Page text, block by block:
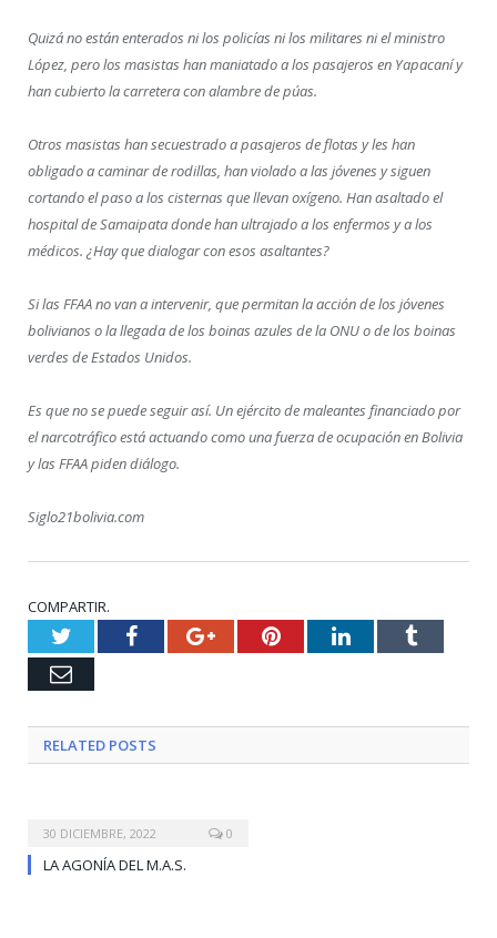
Quizá no están enterados ni los policías ni los militares ni el ministro
López, pero los masistas han maniatado a los pasajeros en Yapacaní y
han cubierto la carretera con alambre de púas.
Otros masistas han secuestrado a pasajeros de flotas y les han
obligado a caminar de rodillas, han violado a las jóvenes y siguen
cortando el paso a los cisternas que llevan oxígeno. Han asaltado el
hospital de Samaipata donde han ultrajado a los enfermos y a los
médicos. ¿Hay que dialogar con esos asaltantes?
Si las FFAA no van a intervenir, que permitan la acción de los jóvenes
bolivianos o la llegada de los boinas azules de la ONU o de los boinas
verdes de Estados Unidos.
Es que no se puede seguir así. Un ejército de maleantes financiado por
el narcotráfico está actuando como una fuerza de ocupación en Bolivia
y las FFAA piden diálogo.
Siglo21bolivia.com
COMPARTIR.
TwitterFacebookGoogle+PinterestLinkedInTumblr
Email
RELATED POSTS
30 DICIEMBRE, 2022 0
LA AGONÍA DEL M.A.S.